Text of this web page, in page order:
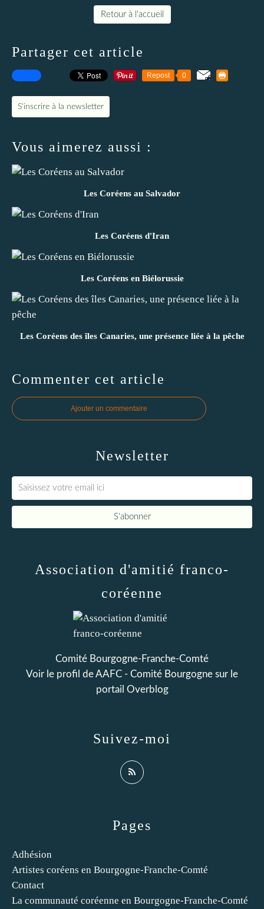
Retour à l'accueil
Partager cet article
Repost 0
S'inscrire à la newsletter
Vous aimerez aussi :
Les Coréens au Salvador
Les Coréens d'Iran
Les Coréens en Biélorussie
Les Coréens des îles Canaries, une présence liée à la pêche
Commenter cet article
Ajouter un commentaire
Newsletter
Pages
Adhésion
Artistes coréens en Bourgogne-Franche-Comté
Contact
La communauté coréenne en Bourgogne-Franche-Comté
Association d'amitié franco-
coréenne
Comité Bourgogne-Franche-Comté
Voir le profil deAAFC - Comité Bourgogne sur le
portail Overblog
Suivez-moi